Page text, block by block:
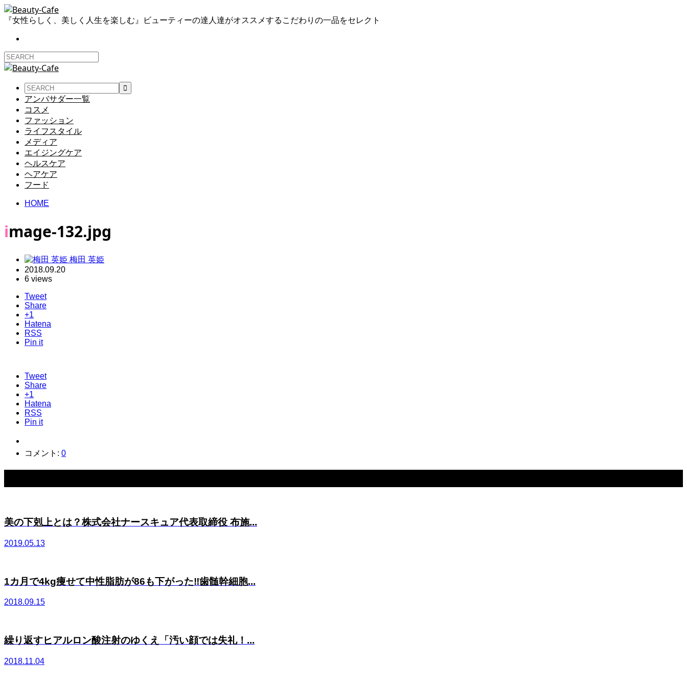
『女性らしく、美しく人生を楽しむ』ビューティーの達人達がオススメするこだわりの一品をセレクト
アンバサダー一覧
コスメ
ファッション
ライフスタイル
メディア
エイジングケア
ヘルスケア
ヘアケア
フード
HOME
image-132.jpg
梅田 英姫
2018.09.20
6 views
Tweet
Share
+1
Hatena
RSS
Pin it
Tweet
Share
+1
Hatena
RSS
Pin it
コメント: 0
美の下剋上とは？株式会社ナースキュア代表取締役 布施...
2019.05.13
1カ月で4kg痩せて中性脂肪が86も下がった‼︎歯髄幹細胞...
2018.09.15
繰り返すヒアルロン酸注射のゆくえ「汚い顔では失礼！...
2018.11.04